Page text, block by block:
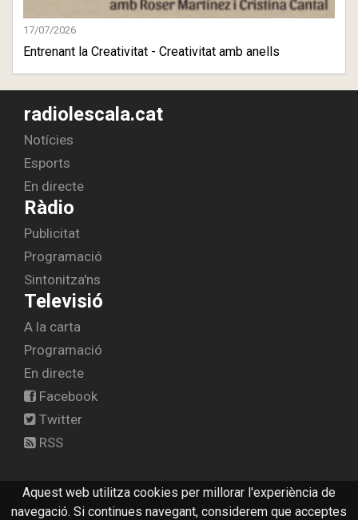
Aquest web utilitza cookies per millorar l'experiència de
navegació. Si continues navegant, considerem que acceptes
17/07/2026
Entrenant la Creativitat - Creativitat amb anells
radiolescala.cat
Notícies
Esports
En directe
Ràdio
Publicitat
Programació
Sintonitza'ns
Televisió
A la carta
Programació
En directe
Facebook
Twitter
RSS
© 2026 radiolescala.cat -Avís legal-Contactar